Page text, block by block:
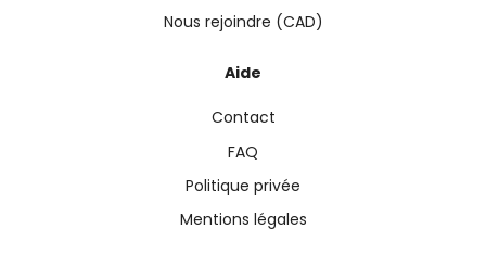
Nous rejoindre (CAD)
Aide
Contact
FAQ
Politique privée
Mentions légales